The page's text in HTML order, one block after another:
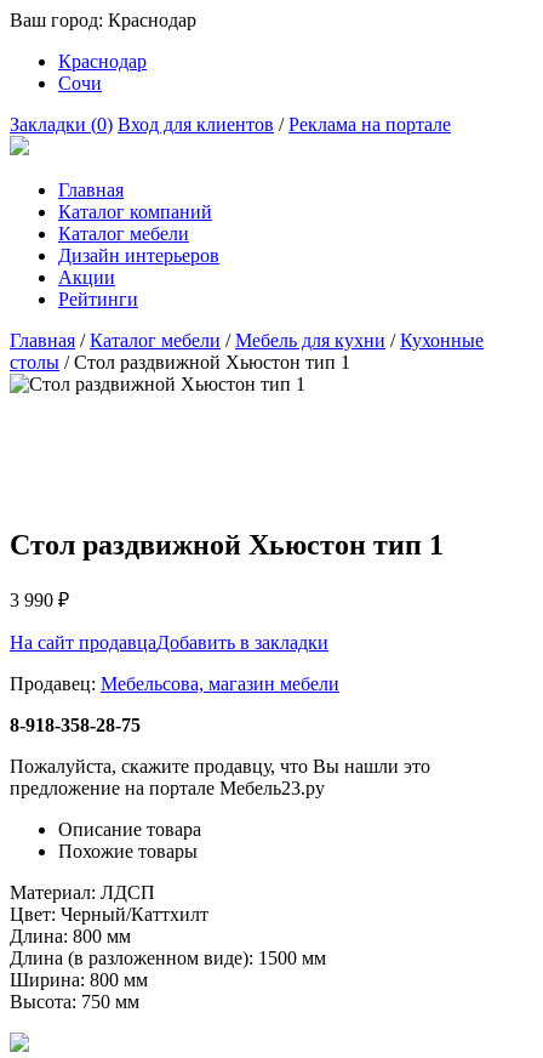
Ваш город: Краснодар
Краснодар
Сочи
Закладки (0) Вход для клиентов /Реклама на портале
Главная
Каталог компаний
Каталог мебели
Дизайн интерьеров
Акции
Рейтинги
Главная /Каталог мебели /Мебель для кухни /Кухонные
столы /Стол раздвижной Хьюстон тип 1
Стол раздвижной Хьюстон тип 1
3 990 ₽
На сайт продавцаДобавить в закладки
Продавец: Мебельсова, магазин мебели
8-918-358-28-75
Пожалуйста, скажите продавцу, что Вы нашли это
предложение на портале Мебель23.ру
Описание товара
Похожие товары
Материал: ЛДСП
Цвет: Черный/Каттхилт
Длина: 800 мм
Длина (в разложенном виде): 1500 мм
Ширина: 800 мм
Высота: 750 мм